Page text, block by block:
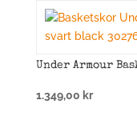
var:
är:
999,00
Under Armour
1.349,00 kr